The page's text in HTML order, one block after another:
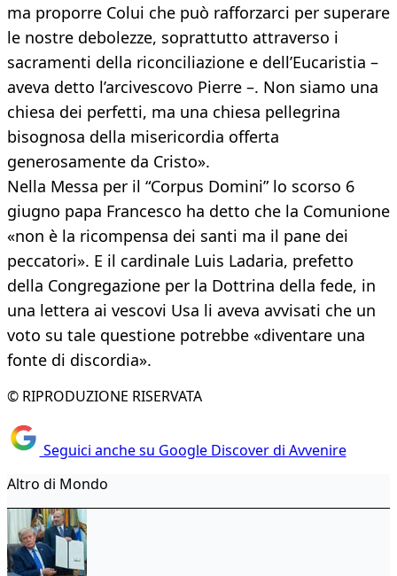
ma proporre Colui che può rafforzarci per superare
le nostre debolezze, soprattutto attraverso i
sacramenti della riconciliazione e dell’Eucaristia –
aveva detto l’arcivescovo Pierre –. Non siamo una
chiesa dei perfetti, ma una chiesa pellegrina
bisognosa della misericordia offerta
generosamente da Cristo».
Nella Messa per il “Corpus Domini” lo scorso 6
giugno papa Francesco ha detto che la Comunione
«non è la ricompensa dei santi ma il pane dei
peccatori». E il cardinale Luis Ladaria, prefetto
della Congregazione per la Dottrina della fede, in
una lettera ai vescovi Usa li aveva avvisati che un
voto su tale questione potrebbe «diventare una
fonte di discordia».
© RIPRODUZIONE RISERVATA
Seguici anche su Google Discover di Avvenire
Altro di Mondo